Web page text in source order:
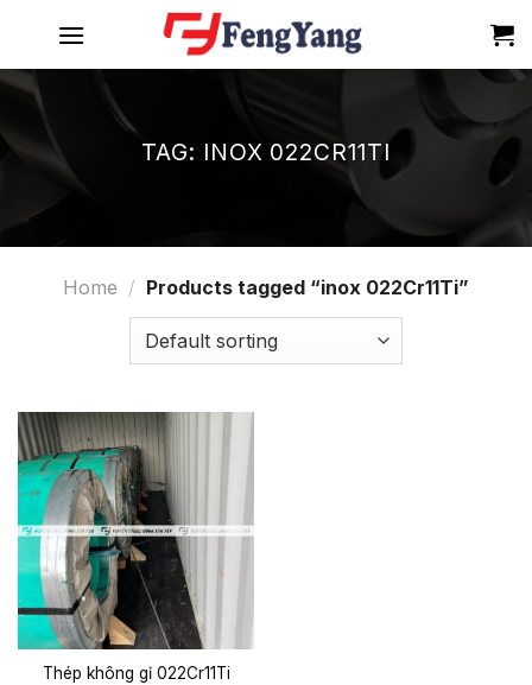
content
TAG: INOX 022CR11TI
Home / Products tagged “inox 022Cr11Ti”
Thép không gỉ 022Cr11Ti